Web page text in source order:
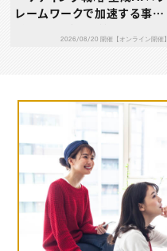
レームワークで加速する事業
T分析 × アンゾフの成長ベク
2026/08/20 開催【オンライン開催】